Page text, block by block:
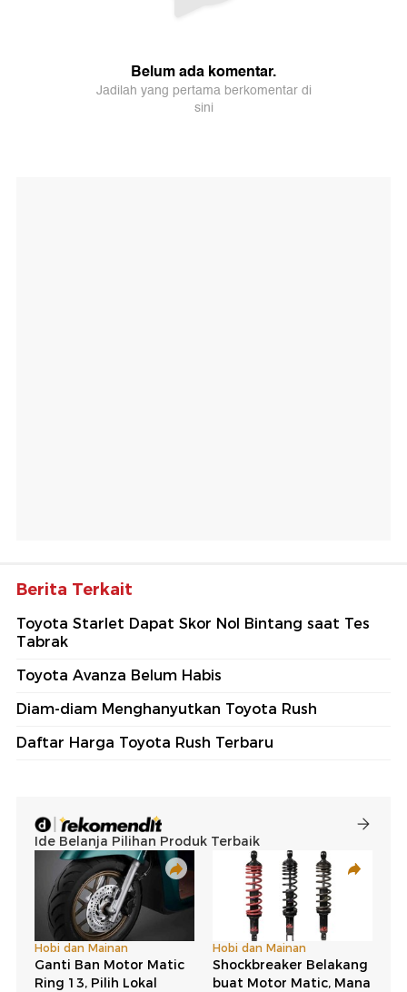
Berita Terkait
Toyota Starlet Dapat Skor Nol Bintang saat Tes
Tabrak
Toyota Avanza Belum Habis
Diam-diam Menghanyutkan Toyota Rush
Daftar Harga Toyota Rush Terbaru